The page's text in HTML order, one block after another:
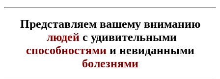
Представляем вашему вниманию
людейс удивительными
способностямии невиданными
болезнями